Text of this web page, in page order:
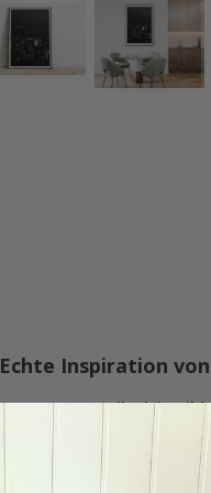
Echte Inspiration
Teile dein